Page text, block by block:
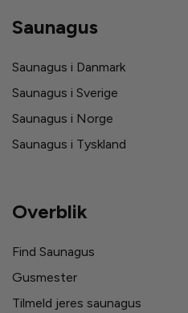
Saunagus
Saunagus i Danmark
Saunagus i Sverige
Saunagus i Norge
Saunagus i Tyskland
Overblik
Find Saunagus
Gusmester
Tilmeld jeres saunagus